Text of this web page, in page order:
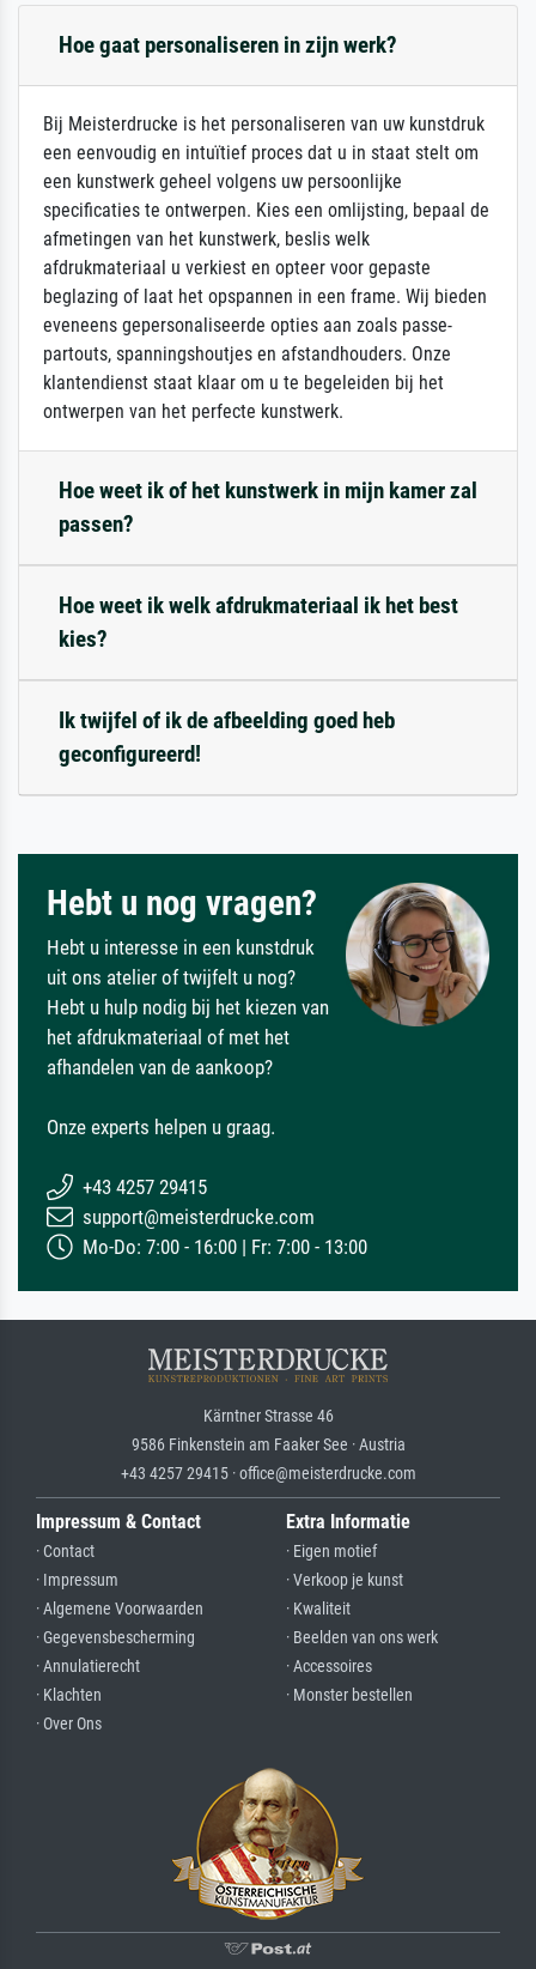
Hoe gaat personaliseren in zijn werk?
Bij Meisterdrucke is het personaliseren van uw kunstdruk
een eenvoudig en intuïtief proces dat u in staat stelt om
een kunstwerk geheel volgens uw persoonlijke
specificaties te ontwerpen. Kies een omlijsting, bepaal de
afmetingen van het kunstwerk, beslis welk
afdrukmateriaal u verkiest en opteer voor gepaste
beglazing of laat het opspannen in een frame. Wij bieden
eveneens gepersonaliseerde opties aan zoals passe-
partouts, spanningshoutjes en afstandhouders. Onze
klantendienst staat klaar om u te begeleiden bij het
ontwerpen van het perfecte kunstwerk.
Hoe weet ik of het kunstwerk in mijn kamer zal
passen?
Hoe weet ik welk afdrukmateriaal ik het best
kies?
Ik twijfel of ik de afbeelding goed heb
geconfigureerd!
Hebt u nog vragen?
Hebt u interesse in een kunstdruk
uit ons atelier of twijfelt u nog?
Hebt u hulp nodig bij het kiezen van
het afdrukmateriaal of met het
afhandelen van de aankoop?
Onze experts helpen u graag.
+43 4257 29415
support@meisterdrucke.com
Mo-Do: 7:00 - 16:00 | Fr: 7:00 - 13:00
Kärntner Strasse 46
9586 Finkenstein am Faaker See · Austria
+43 4257 29415 · office@meisterdrucke.com
Impressum & Contact
· Contact
· Impressum
· Algemene Voorwaarden
· Gegevensbescherming
· Annulatierecht
· Klachten
· Over Ons
Extra Informatie
· Eigen motief
· Verkoop je kunst
· Kwaliteit
· Beelden van ons werk
· Accessoires
· Monster bestellen